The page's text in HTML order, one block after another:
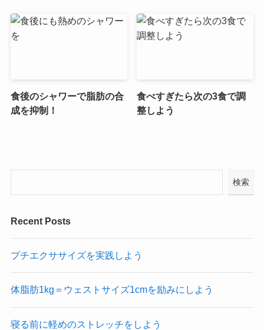
食後のシャワーで脂肪の合
成を抑制！
食べすぎたら次の3食で調
整しよう
検索
Recent Posts
プチエクササイズを実践しよう
体脂肪1kg＝ウェストサイズ1cmを励みにしよう
寝る前に軽めのストレッチをしよう